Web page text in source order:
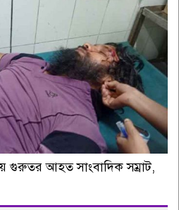
গুরুতর আহত সাংবাদিক সম্রাট,